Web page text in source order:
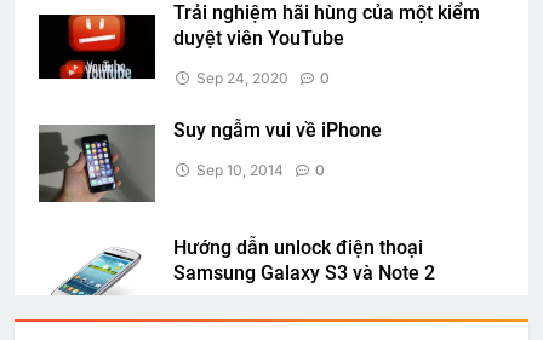
Trải nghiệm hãi hùng của một kiểm
duyệt viên YouTube
Sep 24, 2020 0
Suy ngẫm vui về iPhone
Sep 10, 2014 0
Hướng dẫn unlock điện thoại
Samsung Galaxy S3 và Note 2